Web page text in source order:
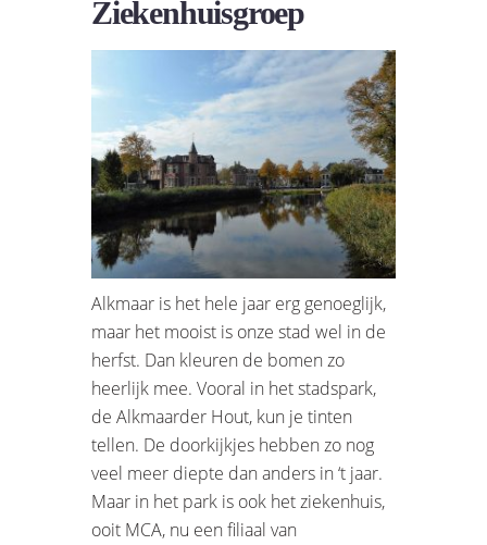
Ziekenhuisgroep
Alkmaar is het hele jaar erg genoeglijk,
maar het mooist is onze stad wel in de
herfst. Dan kleuren de bomen zo
heerlijk mee. Vooral in het stadspark,
de Alkmaarder Hout, kun je tinten
tellen. De doorkijkjes hebben zo nog
veel meer diepte dan anders in ‘t jaar.
Maar in het park is ook het ziekenhuis,
ooit MCA, nu een filiaal van